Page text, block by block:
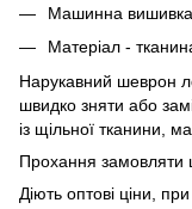
Машинна вишивка
Матеріал -
Нарукавний шеврон
швидко зняти або
із щільної тканини,
Прохання замовляти
Діють оптові ціни,